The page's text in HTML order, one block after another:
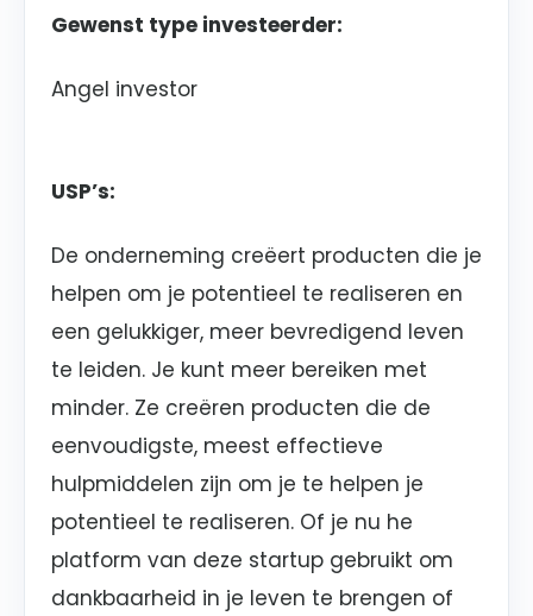
Gewenst type investeerder:
Angel investor
USP’s:
De onderneming creëert producten die je
helpen om je potentieel te realiseren en
een gelukkiger, meer bevredigend leven
te leiden. Je kunt meer bereiken met
minder. Ze creëren producten die de
eenvoudigste, meest effectieve
hulpmiddelen zijn om je te helpen je
potentieel te realiseren. Of je nu he
platform van deze startup gebruikt om
dankbaarheid in je leven te brengen of